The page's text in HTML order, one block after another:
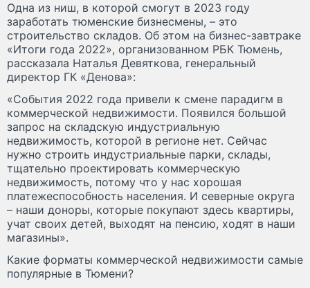
Одна из ниш, в которой смогут в 2023 году
заработать тюменские бизнесмены, – это
строительство складов. Об этом на бизнес-завтраке
«Итоги года 2022», организованном РБК Тюмень,
рассказала Наталья Девяткова, генеральный
директор ГК «Денова»:
«События 2022 года привели к смене парадигм в
коммерческой недвижимости. Появился большой
запрос на складскую индустриальную
недвижимость, которой в регионе нет. Сейчас
нужно строить индустриальные парки, склады,
тщательно проектировать коммерческую
недвижимость, потому что у нас хорошая
платежеспособность населения. И северные округа
– наши доноры, которые покупают здесь квартиры,
учат своих детей, выходят на пенсию, ходят в наши
магазины».
Какие форматы коммерческой недвижимости самые
популярные в Тюмени?